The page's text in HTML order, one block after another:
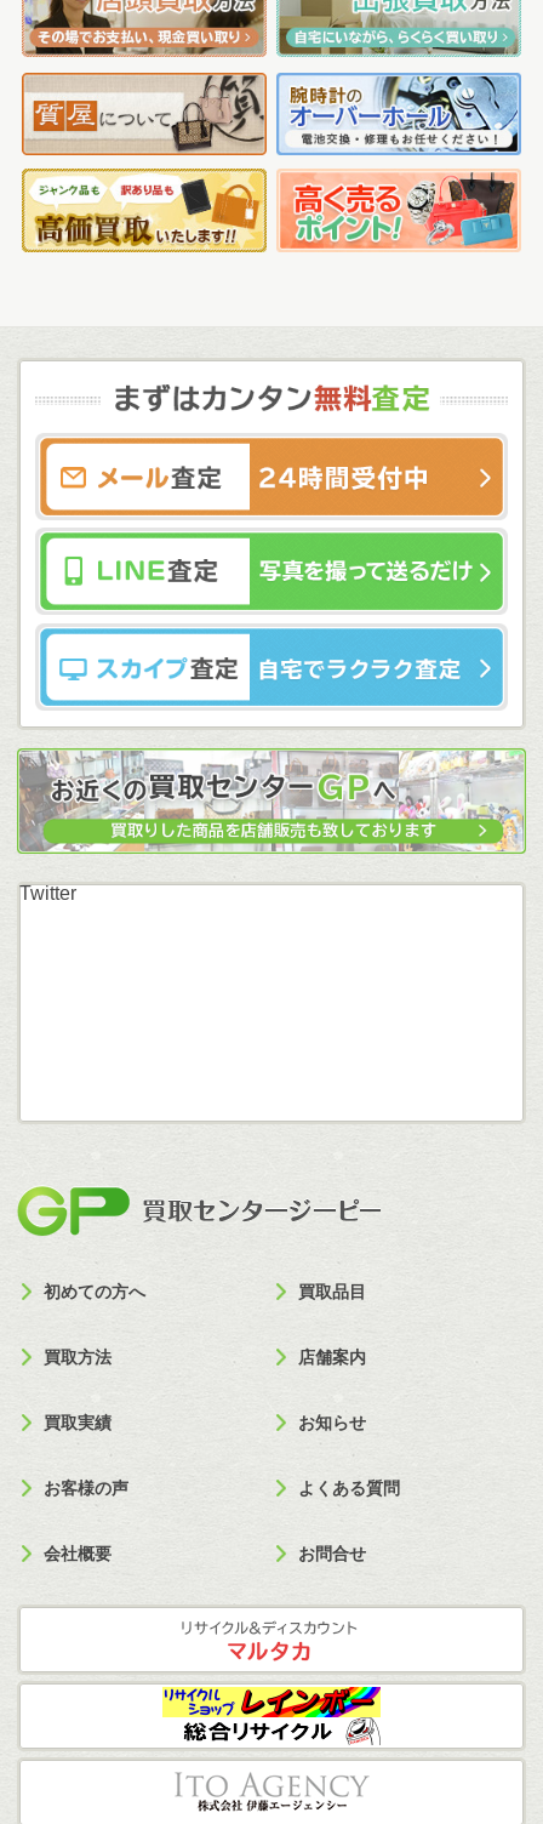
Twitter
初めての方へ 買取品目
買取方法 店舗案内
買取実績 お知らせ
お客様の声 よくある質問
会社概要 お問合せ